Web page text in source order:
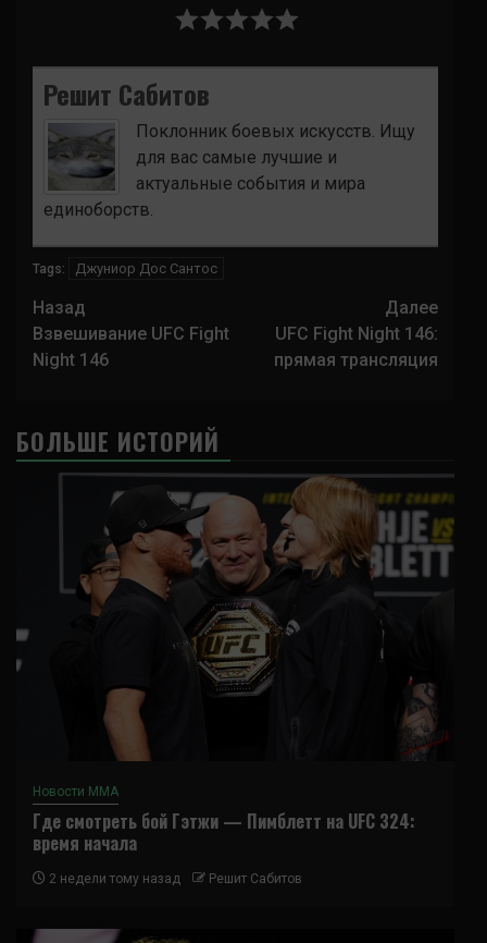
Решит Сабитов
Поклонник боевых искусств. Ищу
для вас самые лучшие и
актуальные события и мира
единоборств.
Tags: Джуниор Дос Сантос
Навигация
записи
Назад
Взвешивание UFC Fight
Night 146
Далее
UFC Fight Night 146:
прямая трансляция
БОЛЬШЕ ИСТОРИЙ
Новости ММА
Где смотреть бой Гэтжи — Пимблетт на UFC 324:
время начала
2 недели тому назад Решит Сабитов